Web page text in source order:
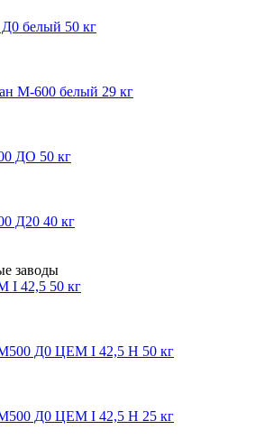
белый 50 кг
М-600 белый 29 кг
ДО 50 кг
Д20 40 кг
заводы
I 42,5 50 кг
Д0 ЦЕМ I 42,5 Н 50 кг
Д0 ЦЕМ I 42,5 Н 25 кг